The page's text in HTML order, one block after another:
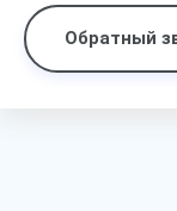
Обратный